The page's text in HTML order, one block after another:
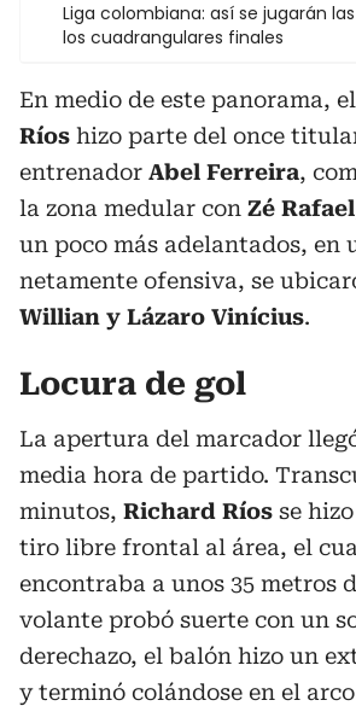
Liga colombiana: así se jugarán
los cuadrangulares finales
En medio de este panorama,
Ríos hizo parte del once
entrenador Abel Ferreira,
la zona medular con Zé Rafael
un poco más adelantados, en
netamente ofensiva, se
Willian y Lázaro Vinícius.
Locura de gol
La apertura del marcador
media hora de partido.
minutos, Richard Ríos se
tiro libre frontal al área, el
encontraba a unos 35 metros
volante probó suerte con un
derechazo, el balón hizo un
y terminó colándose en el